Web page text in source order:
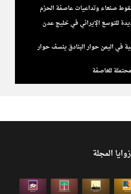
صنعاء وتداعيات عاصفة الحزم
للتوسع الإيراني في خليج عدن
في اليمن حوار البنادق ينسف حوار
للعاصفة
زوايا المجلة